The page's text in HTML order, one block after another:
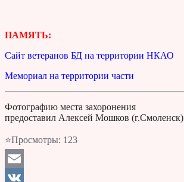
ПАМЯТЬ:
Сайт ветеранов БД на территории НКАО
Мемориал на территории части
Фотографию места захоронения
предоставил Алексей Мошков (г.Смоленск)
⭐Просмотры: 123
Email